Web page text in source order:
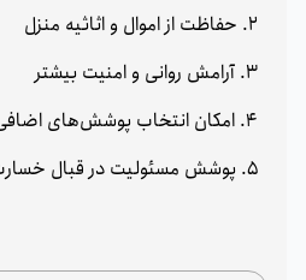
حفاظت از اموال و اثاثیه منزل
آرامش روانی و امنیت بیشتر
امکان انتخاب پوشش‌های
پوشش مسئولیت در قبال